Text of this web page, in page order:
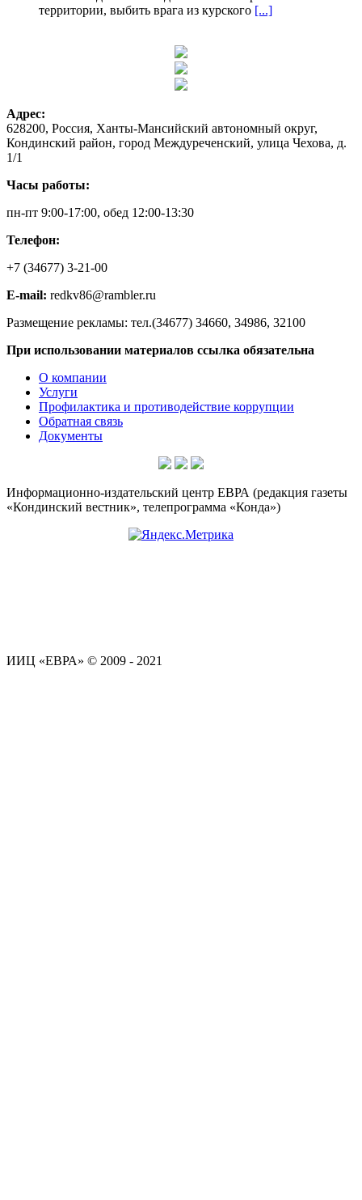
территории, выбить врага из курского [...]
Адрес:
628200, Россия, Ханты-Мансийский автономный округ,
Кондинский район, город Междуреченский, улица Чехова, д.
1/1
Часы работы:
пн-пт 9:00-17:00, обед 12:00-13:30
Телефон:
+7 (34677) 3-21-00
E-mail: redkv86@rambler.ru
Размещение рекламы: тел.(34677) 34660, 34986, 32100
При использовании материалов ссылка обязательна
О компании
Услуги
Профилактика и противодействие коррупции
Обратная связь
Документы
Информационно-издательский центр ЕВРА (редакция газеты
«Кондинский вестник», телепрограмма «Конда»)
ИИЦ «ЕВРА» © 2009 - 2021